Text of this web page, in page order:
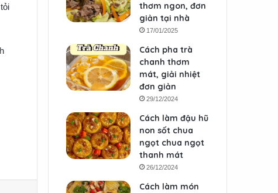
thơm ngon, đơn
giản tại nhà
17/01/2025
Cách pha trà
chanh thơm
mát, giải nhiệt
đơn giản
29/12/2024
Cách làm đậu hũ
non sốt chua
ngọt chua ngọt
thanh mát
26/12/2024
Cách làm món